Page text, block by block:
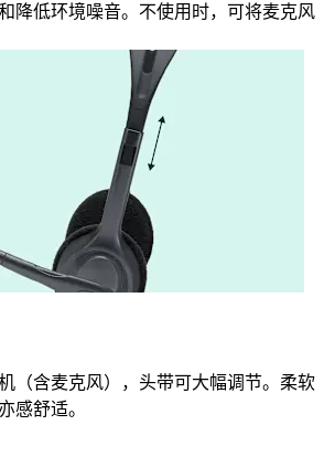
降低环境噪音。不使用时，可将麦克风
（含麦克风），头带可大幅调节。柔软
感舒适。